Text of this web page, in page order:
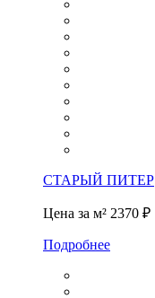
СТАРЫЙ ПИТЕР
Цена за м² 2370 ₽
Подробнее